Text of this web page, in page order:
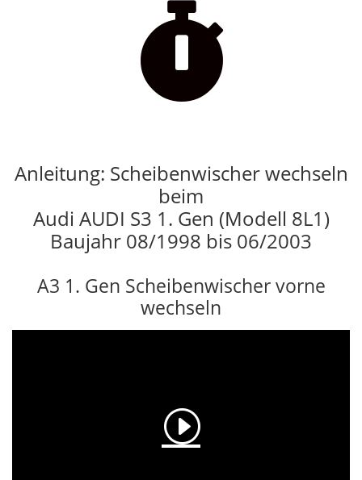

Anleitung: Scheibenwischer wechseln
beim
Audi AUDI S3 1. Gen (Modell 8L1)
Baujahr 08/1998 bis 06/2003
A3 1. Gen Scheibenwischer vorne
wechseln